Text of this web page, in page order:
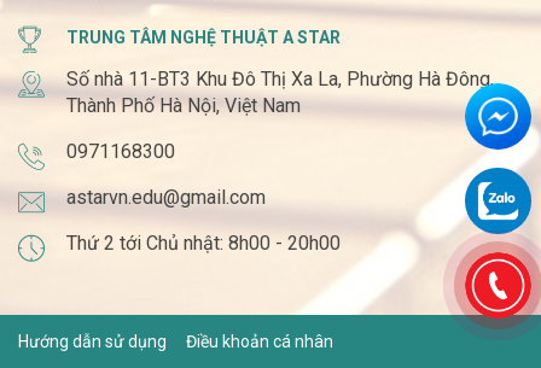
TRUNG TÂM NGHỆ THUẬT A STAR
Số nhà 11-BT3 Khu Đô Thị Xa La, Phường Hà Đông,
Thành Phố Hà Nội, Việt Nam
0971168300
astarvn.edu@gmail.com
Thứ 2 tới Chủ nhật: 8h00 - 20h00
Hướng dẫn sử dụng Điều khoản cá nhân